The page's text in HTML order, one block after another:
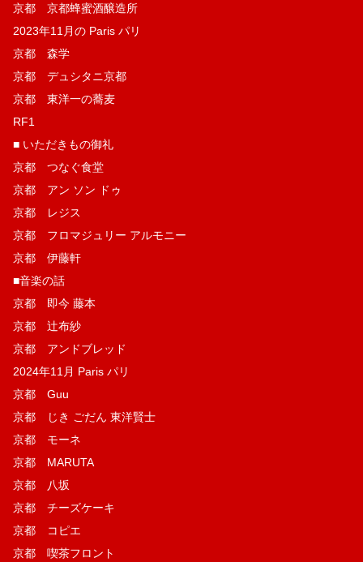
京都 京都蜂蜜酒醸造所
2023年11月の Paris パリ
京都 森学
京都 デュシタニ京都
京都 東洋一の蕎麦
RF1
■ いただきもの御礼
京都 つなぐ食堂
京都 アン ソン ドゥ
京都 レジス
京都 フロマジュリー アルモニー
京都 伊藤軒
■音楽の話
京都 即今 藤本
京都 辻布紗
京都 アンドブレッド
2024年11月 Paris パリ
京都 Guu
京都 じき ごだん 東洋賢士
京都 モーネ
京都 MARUTA
京都 八坂
京都 チーズケーキ
京都 コピエ
京都 喫茶フロント